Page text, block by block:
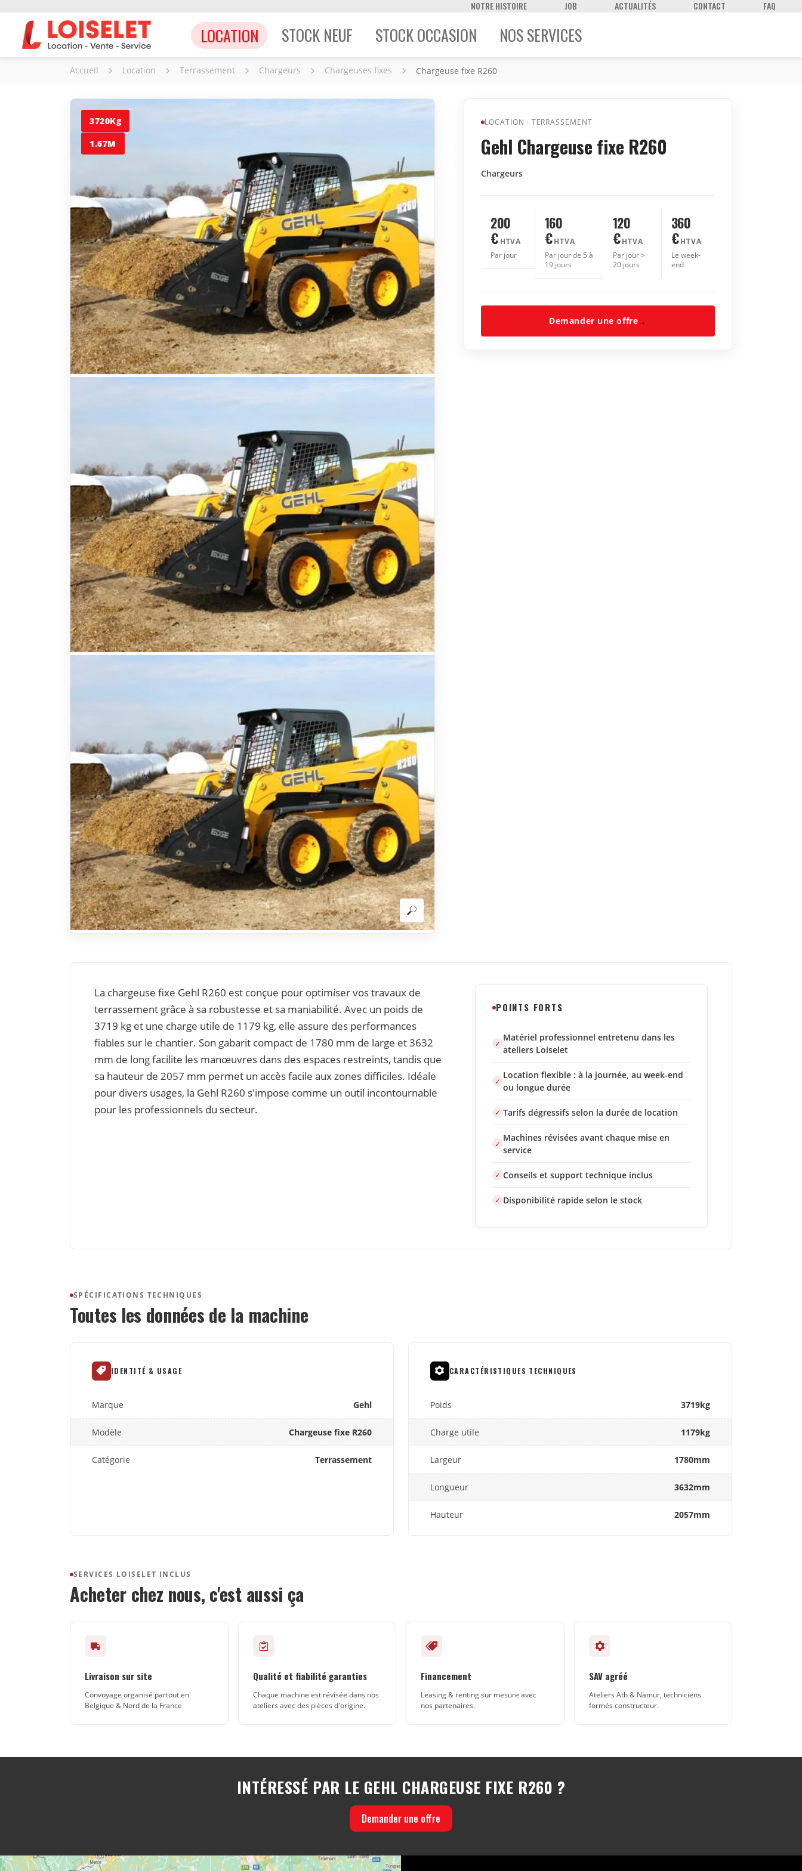
NOTRE HISTOIRE JOB ACTUALITÉS CONTACT FAQ
LOCATION STOCK NEUF STOCK OCCASION NOS SERVICES
Accueil Location Terrassement Chargeurs Chargeuses fixes Chargeuse fixe R260
3720Kg
1.67M
LOCATION · TERRASSEMENT
Gehl Chargeuse fixe R260
Chargeurs
200
€ HTVA
Par jour
160
€ HTVA
Par jour de 5 à
19 jours
120
€ HTVA
Par jour >
20 jours
360
€ HTVA
Le week-
end
Demander une offre→
La chargeuse fixe Gehl R260 est conçue pour optimiser vos travaux de
terrassement grâce à sa robustesse et sa maniabilité. Avec un poids de
3719 kg et une charge utile de 1179 kg, elle assure des performances
fiables sur le chantier. Son gabarit compact de 1780 mm de large et 3632
mm de long facilite les manœuvres dans des espaces restreints, tandis que
sa hauteur de 2057 mm permet un accès facile aux zones difficiles. Idéale
pour divers usages, la Gehl R260 s'impose comme un outil incontournable
pour les professionnels du secteur.
POINTS FORTS
Matériel professionnel entretenu dans les
ateliers Loiselet
Location flexible : à la journée, au week-end
ou longue durée
Tarifs dégressifs selon la durée de location
Machines révisées avant chaque mise en
service
Conseils et support technique inclus
Disponibilité rapide selon le stock
SPÉCIFICATIONS TECHNIQUES
Toutes les données de la machine
IDENTITÉ & USAGE
Marque Gehl
Modèle Chargeuse fixe R260
Catégorie Terrassement
CARACTÉRISTIQUES TECHNIQUES
Poids 3719kg
Charge utile 1179kg
Largeur 1780mm
Longueur 3632mm
Hauteur 2057mm
SERVICES LOISELET INCLUS
Acheter chez nous, c'est aussi ça
Livraison sur site
Convoyage organisé partout en
Belgique & Nord de la France
Qualité et fiabilité garanties
Chaque machine est révisée dans nos
ateliers avec des pièces d'origine.
Financement
Leasing & renting sur mesure avec
nos partenaires.
SAV agréé
Ateliers Ath & Namur, techniciens
formés constructeur.
INTÉRESSÉ PAR LE GEHL CHARGEUSE FIXE R260 ?
Demander une offre